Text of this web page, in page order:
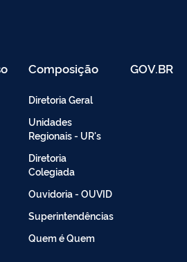
Composição
Diretoria Geral
Unidades
Regionais - UR's
Diretoria
Colegiada
Ouvidoria - OUVID
Superintendências
Quem é Quem
GOV.BR